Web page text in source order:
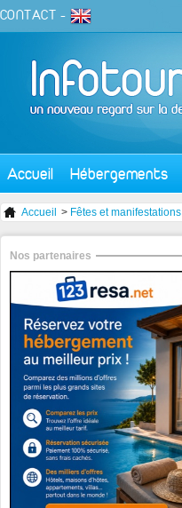
CONTACT -
Accueil Hébergements
Accueil > Fêtes et manifestations
Nos partenaires